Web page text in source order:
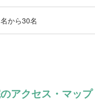
から30名
アクセス・マップ